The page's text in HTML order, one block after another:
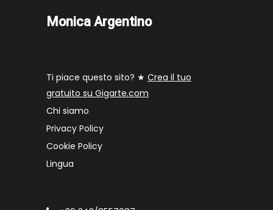
Monica Argentino
Ti piace questo sito? ★ Crea il tuo
gratuito su Gigarte.com
Chi siamo
Privacy Policy
Cookie Policy
Lingua